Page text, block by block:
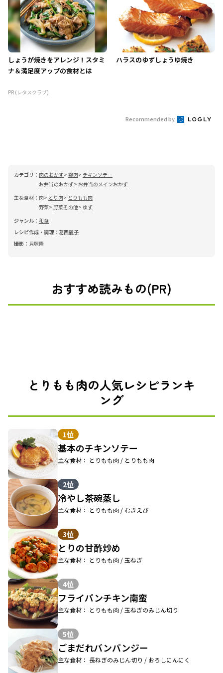
しょうが焼きをアレンジ！スタミ
ナ＆満足度アップの食材とは
PR (レタスクラブ)
ハラスのゆずしょうゆ焼き
Recommended by
カテゴリ： 肉のおかず 鶏肉
チキンソテー
お弁当のおかず
お弁当のメインおかず
主な食材： 肉 とり肉
とりもも肉
野菜
野菜その他
ゆず
ジャンル： 和食
レシピ作成・調理： 葛西麗子
撮影： 貝塚隆
おすすめ読みもの(PR)
とりもも肉の人気レシピランキ
ング
1位
基本のチキンソテー
主な食材： とりもも肉 / とりもも肉
2位
冷やし茶碗蒸し
主な食材： とりもも肉 / むきえび
3位
とりの甘酢炒め
主な食材： とりもも肉 / 玉ねぎ
4位
フライパンチキン南蛮
主な食材： とりもも肉 / 玉ねぎのみじん切り
5位
ごまだれバンバンジー
主な食材： 長ねぎのみじん切り / おろしにんにく